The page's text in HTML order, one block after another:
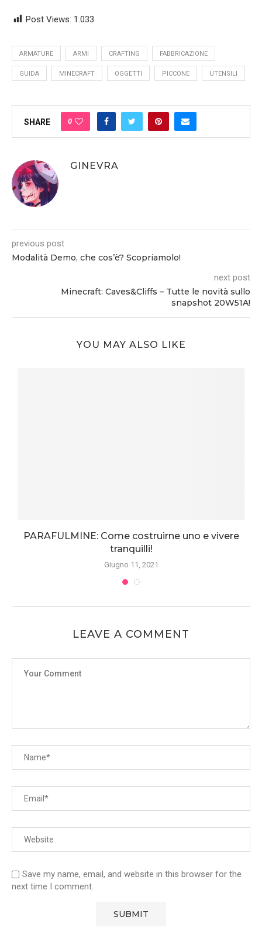
Post Views: 1.033
ARMATURE ARMI CRAFTING FABBRICAZIONE
GUIDA MINECRAFT OGGETTI PICCONE UTENSILI
SHARE 0
GINEVRA
previous post
Modalità Demo, che cos’è? Scopriamolo!
next post
Minecraft: Caves&Cliffs – Tutte le novità sullo
snapshot 20W51A!
YOU MAY ALSO LIKE
PARAFULMINE: Come costruirne uno e vivere
tranquilli!
Giugno 11, 2021
LEAVE A COMMENT
Save my name, email, and website in this browser for the
next time I comment.